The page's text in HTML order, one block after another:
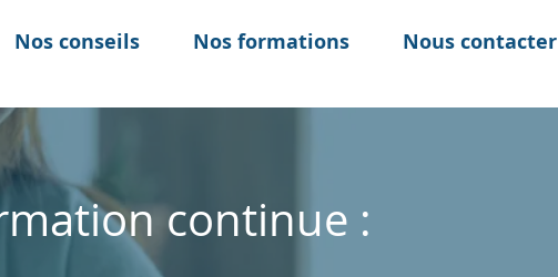
Nos conseils Nos formations Nous contacter
continue :